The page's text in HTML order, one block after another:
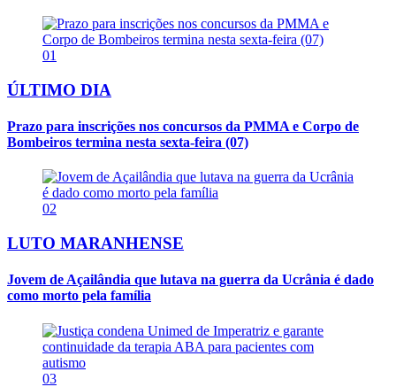
01
ÚLTIMO DIA
Prazo para inscrições nos concursos da PMMA e Corpo de
Bombeiros termina nesta sexta-feira (07)
02
LUTO MARANHENSE
Jovem de Açailândia que lutava na guerra da Ucrânia é dado
como morto pela família
03